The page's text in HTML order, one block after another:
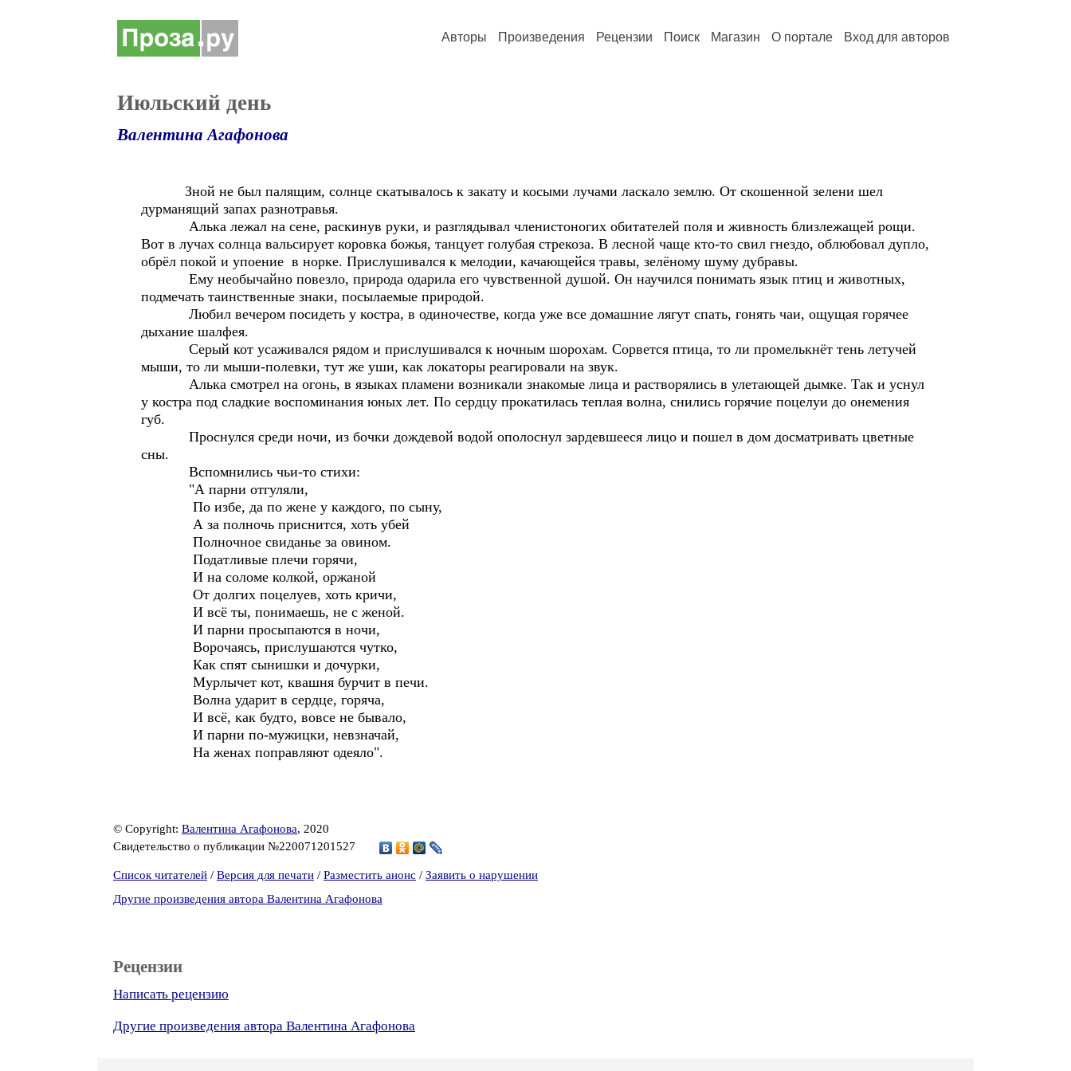
Авторы Произведения Рецензии Поиск Магазин О портале Вход для авторов
Июльский день
Валентина Агафонова
Зной не был палящим, солнце скатывалось к закату и косыми лучами ласкало землю. От скошенной зелени шел
дурманящий запах разнотравья.
Алька лежал на сене, раскинув руки, и разглядывал членистоногих обитателей поля и живность близлежащей рощи.
Вот в лучах солнца вальсирует коровка божья, танцует голубая стрекоза. В лесной чаще кто-то свил гнездо, облюбовал дупло,
обрёл покой и упоение в норке. Прислушивался к мелодии, качающейся травы, зелёному шуму дубравы.
Ему необычайно повезло, природа одарила его чувственной душой. Он научился понимать язык птиц и животных,
подмечать таинственные знаки, посылаемые природой.
Любил вечером посидеть у костра, в одиночестве, когда уже все домашние лягут спать, гонять чаи, ощущая горячее
дыхание шалфея.
Серый кот усаживался рядом и прислушивался к ночным шорохам. Сорвется птица, то ли промелькнёт тень летучей
мыши, то ли мыши-полевки, тут же уши, как локаторы реагировали на звук.
Алька смотрел на огонь, в языках пламени возникали знакомые лица и растворялись в улетающей дымке. Так и уснул
у костра под сладкие воспоминания юных лет. По сердцу прокатилась теплая волна, снились горячие поцелуи до онемения
губ.
Проснулся среди ночи, из бочки дождевой водой ополоснул зардевшееся лицо и пошел в дом досматривать цветные
сны.
Вспомнились чьи-то стихи:
"А парни отгуляли,
По избе, да по жене у каждого, по сыну,
А за полночь приснится, хоть убей
Полночное свиданье за овином.
Податливые плечи горячи,
И на соломе колкой, оржаной
От долгих поцелуев, хоть кричи,
И всё ты, понимаешь, не с женой.
И парни просыпаются в ночи,
Ворочаясь, прислушаются чутко,
Как спят сынишки и дочурки,
Мурлычет кот, квашня бурчит в печи.
Волна ударит в сердце, горяча,
И всё, как будто, вовсе не бывало,
И парни по-мужицки, невзначай,
На женах поправляют одеяло".
© Copyright: Валентина Агафонова, 2020
Свидетельство о публикации №220071201527
Список читателей / Версия для печати / Разместить анонс / Заявить о нарушении
Другие произведения автора Валентина Агафонова
Рецензии
Написать рецензию
Другие произведения автора Валентина Агафонова